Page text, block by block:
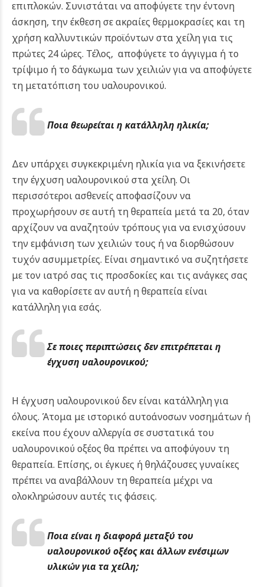
επιπλοκών. Συνιστάται να αποφύγετε την έντονη
άσκηση, την έκθεση σε ακραίες θερμοκρασίες και τη
χρήση καλλυντικών προϊόντων στα χείλη για τις
πρώτες 24 ώρες. Τέλος, αποφύγετε το άγγιγμα ή το
τρίψιμο ή το δάγκωμα των χειλιών για να αποφύγετε
τη μετατόπιση του υαλουρονικού.
Ποια θεωρείται η κατάλληλη ηλικία;
Δεν υπάρχει συγκεκριμένη ηλικία για να ξεκινήσετε
την έγχυση υαλουρονικού στα χείλη. Οι
περισσότεροι ασθενείς αποφασίζουν να
προχωρήσουν σε αυτή τη θεραπεία μετά τα 20, όταν
αρχίζουν να αναζητούν τρόπους για να ενισχύσουν
την εμφάνιση των χειλιών τους ή να διορθώσουν
τυχόν ασυμμετρίες. Είναι σημαντικό να συζητήσετε
με τον ιατρό σας τις προσδοκίες και τις ανάγκες σας
για να καθορίσετε αν αυτή η θεραπεία είναι
κατάλληλη για εσάς.
Σε ποιες περιπτώσεις δεν επιτρέπεται η
έγχυση υαλουρονικού;
Η έγχυση υαλουρονικού δεν είναι κατάλληλη για
όλους. Άτομα με ιστορικό αυτοάνοσων νοσημάτων ή
εκείνα που έχουν αλλεργία σε συστατικά του
υαλουρονικού οξέος θα πρέπει να αποφύγουν τη
θεραπεία. Επίσης, οι έγκυες ή θηλάζουσες γυναίκες
πρέπει να αναβάλλουν τη θεραπεία μέχρι να
ολοκληρώσουν αυτές τις φάσεις.
Ποια είναι η διαφορά μεταξύ του
υαλουρονικού οξέος και άλλων ενέσιμων
υλικών για τα χείλη;